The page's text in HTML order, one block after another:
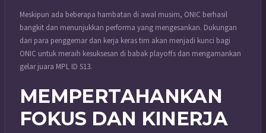
Meskipun ada beberapa hambatan di awal musim, ONIC berhasil
bangkit dan menunjukkan performa yang mengesankan. Dukungan
dari para penggemar dan kerja keras tim akan menjadi kunci bagi
ONIC untuk meraih kesuksesan di babak playoffs dan mengamankan
gelar juara MPL ID S13.
MEMPERTAHANKAN
FOKUS DAN KINERJA